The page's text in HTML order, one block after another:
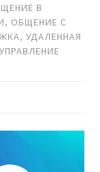
В
, ОБЩЕНИЕ С
,УДАЛЕННАЯ
УПРАВЛЕНИЕ